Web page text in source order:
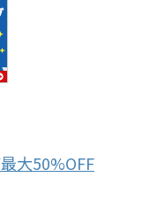
大50%OFF